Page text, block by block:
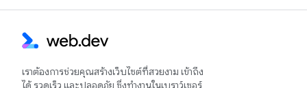
เราต้องการช่วยคุณสร้างเว็บไซต์ที่สวยงาม เข้าถึง